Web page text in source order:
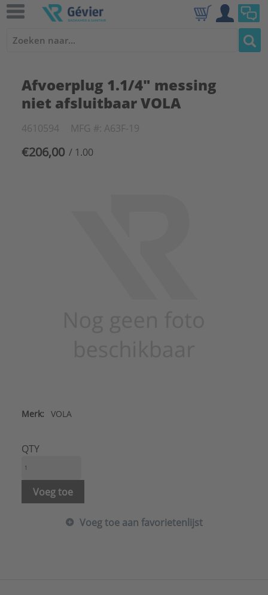
Afvoerplug 1.1/4" messing
niet afsluitbaar VOLA
4610594 MFG #: A63F-19
€206,00 / 1.00
Merk: VOLA
QTY
Voeg toe
Voeg toe aan favorietenlijst